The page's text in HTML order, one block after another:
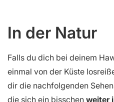
In der Natur
Falls du dich bei deinem
einmal von der Küste
dir die nachfolgenden
die sich ein bisschen weiter